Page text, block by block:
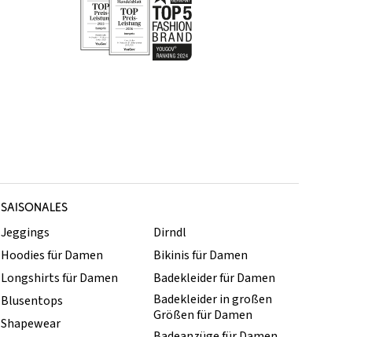
SAISONALES
Jeggings
Hoodies für Damen
Longshirts für Damen
Blusentops
Shapewear
Dirndl
Bikinis für Damen
Badekleider für Damen
Badekleider in großen
Größen für Damen